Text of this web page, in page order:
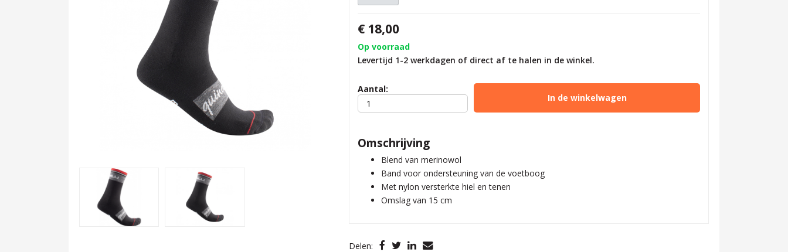
€ 18,00
Op voorraad
Levertijd 1-2 werkdagen of direct af te halen in de winkel.
Aantal:
In de winkelwagen
Omschrijving
Blend van merinowol
Band voor ondersteuning van de voetboog
Met nylon versterkte hiel en tenen
Omslag van 15 cm
Delen: